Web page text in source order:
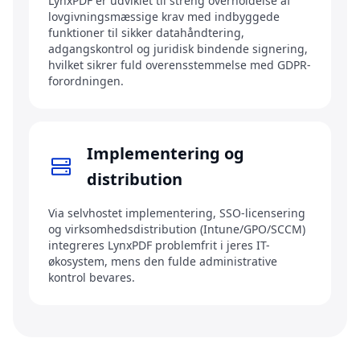
lovgivningsmæssige krav med indbyggede
funktioner til sikker datahåndtering,
adgangskontrol og juridisk bindende signering,
hvilket sikrer fuld overensstemmelse med GDPR-
forordningen.
Implementering og
distribution
Via selvhostet implementering, SSO-licensering
og virksomhedsdistribution (Intune/GPO/SCCM)
integreres LynxPDF problemfrit i jeres IT-
økosystem, mens den fulde administrative
kontrol bevares.